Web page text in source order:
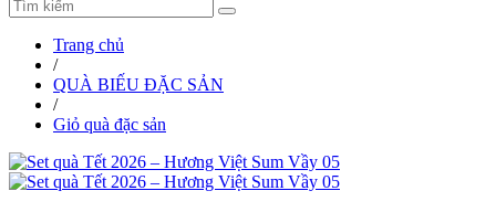
Trang chủ
/
QUÀ BIẾU ĐẶC SẢN
/
Giỏ quà đặc sản